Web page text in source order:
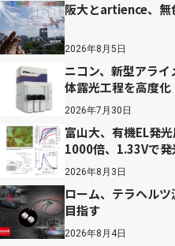
阪大とartience、無
2026年8月5日
ニコン、新型アラ
体露光工程を高度化
2026年7月30日
富山大、有機EL発
1000倍、1.33Vで発
2026年8月3日
ローム、テラヘル
目指す
2026年8月4日